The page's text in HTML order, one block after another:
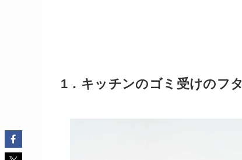
1．キッチンのゴミ受けのフタ